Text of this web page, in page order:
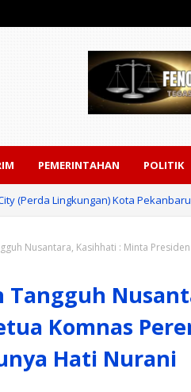
PEMERINTAHAN POLITIK
(Perda Lingkungan) Kota
Nusantara, Kasihhati : Minta
Tangguh
Komnas
Hati Nurani